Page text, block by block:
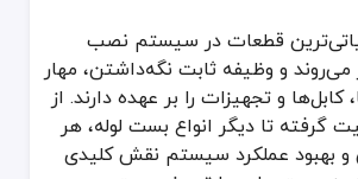
قطعات در سیستم نصب تاسیسات به‌شمار
کاربردی در نصب و تثبیت سیستم‌های
اما حیاتی‌ترین تجهیزات در نصب و تثبیت
مهم در تثبیت و مهار خطوط لوله هستند
متعددی مانند جنس، سایز، طرح و
قطعات در سیستم نصب
و وظیفه ثابت نگه‌داشتن، مهار
کابل‌ها و تجهیزات را بر عهده دارند. از
گرفته تا دیگر انواع بست لوله، هر
بهبود عملکرد سیستم نقش کلیدی